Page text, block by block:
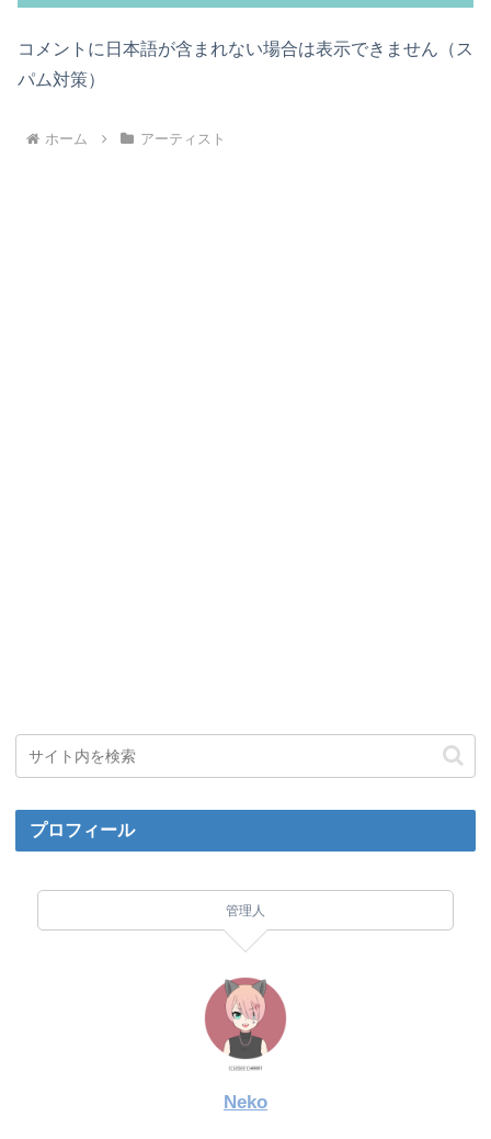
コメントに日本語が含まれない場合は表示できません（ス
パム対策）
ホーム アーティスト
プロフィール
管理人
Neko